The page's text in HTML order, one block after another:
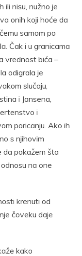
ili nisu, nužno je
onih koji hoće da
samom po
Čak i u granicama
vrednost bića –
odigrala je
slučaju,
i Jansena,
i
poricanju. Ako ih
s njihovim
da pokažem šta
na one
krenuti od
čoveku daje
kako